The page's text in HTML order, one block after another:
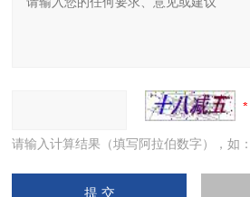
请输入计算结果（填写阿拉伯数字），如